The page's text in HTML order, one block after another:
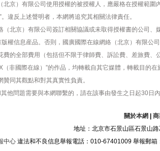
北京）有限公司使用授權的被授權人，應嚴格在授權範圍
違反上述聲明者，本網將追究其相關法律責任。
北京）有限公司簽訂相關協議或未取得授權書的公司、
版權信息産品。否則，國廣國際在線網絡（北京）有限公
費的全部費用（包括但不限于律師費、訴訟費、差旅費、
（非國際在線）”的作品，均轉載自其它媒體，轉載目的
同其觀點和對其真實性負責。
他問題需要與本網聯繫的，請在該事由發生之日起30日內
關於本網 商
地址：北京市石景山區石景山
中心違法和不良信息舉報電話：010-67401009 舉報郵